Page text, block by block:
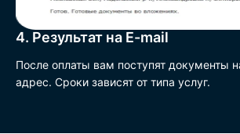
4. Результат на E-mail
После оплаты вам поступят документы
адрес. Сроки зависят от типа услуг.